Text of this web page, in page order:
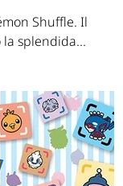
Shuffle. Il
splendida...